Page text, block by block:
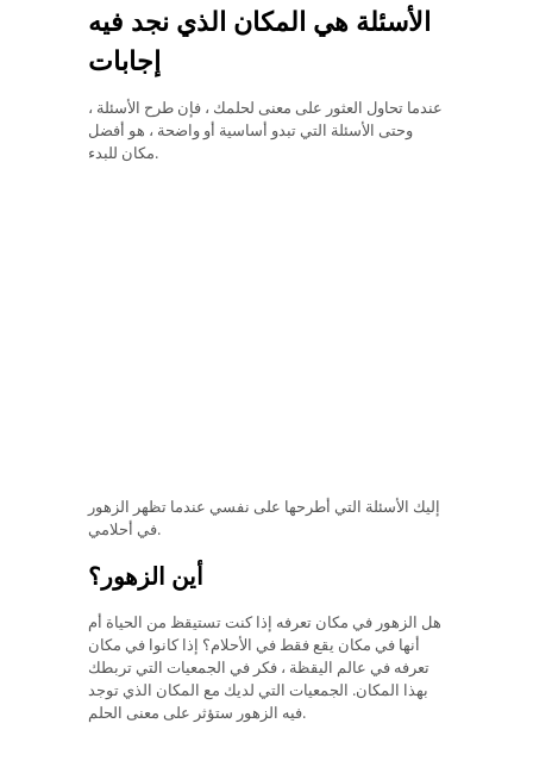
الأسئلة هي المكان الذي نجد فيه
إجابات
عندما تحاول العثور على معنى لحلمك ، فإن طرح الأسئلة ،
وحتى الأسئلة التي تبدو أساسية أو واضحة ، هو أفضل
مكان للبدء.
إليك الأسئلة التي أطرحها على نفسي عندما تظهر الزهور
في أحلامي.
أين الزهور؟
هل الزهور في مكان تعرفه إذا كنت تستيقظ من الحياة أم
أنها في مكان يقع فقط في الأحلام؟ إذا كانوا في مكان
تعرفه في عالم اليقظة ، فكر في الجمعيات التي تربطك
بهذا المكان. الجمعيات التي لديك مع المكان الذي توجد
فيه الزهور ستؤثر على معنى الحلم.